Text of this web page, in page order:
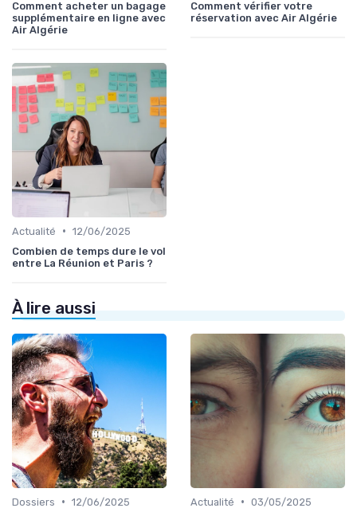
Comment acheter un bagage
supplémentaire en ligne avec
Air Algérie
Comment vérifier votre
réservation avec Air Algérie
Actualité • 12/06/2025
Combien de temps dure le vol
entre La Réunion et Paris ?
À lire aussi
Dossiers • 12/06/2025
Actualité • 03/05/2025